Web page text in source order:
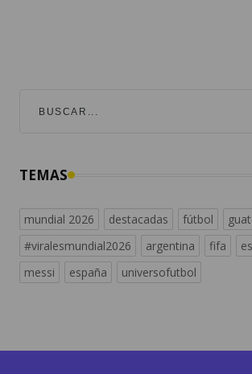
mundial 2026
messi
españa universofutbol